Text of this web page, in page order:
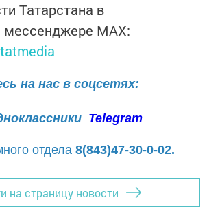
Татарстана в
мессенджере MАХ:
на нас в соцсетях:
Telegram
отдела 8(843)47-30-0-02.
на страницу новости